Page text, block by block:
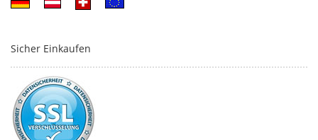
Sicher Einkaufen